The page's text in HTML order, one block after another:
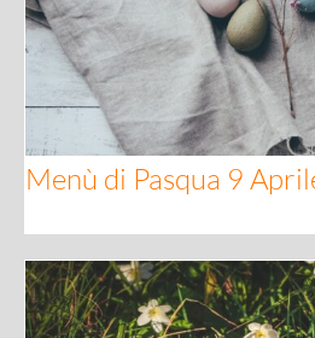
Menù di Pasqua 9